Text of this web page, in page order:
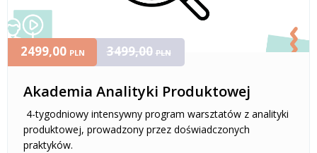
Akademia Analityki Produktowej
4-tygodniowy intensywny program warsztatów z analityki
produktowej, prowadzony przez doświadczonych
praktyków.
2499,00 PLN 3499,00 PLN